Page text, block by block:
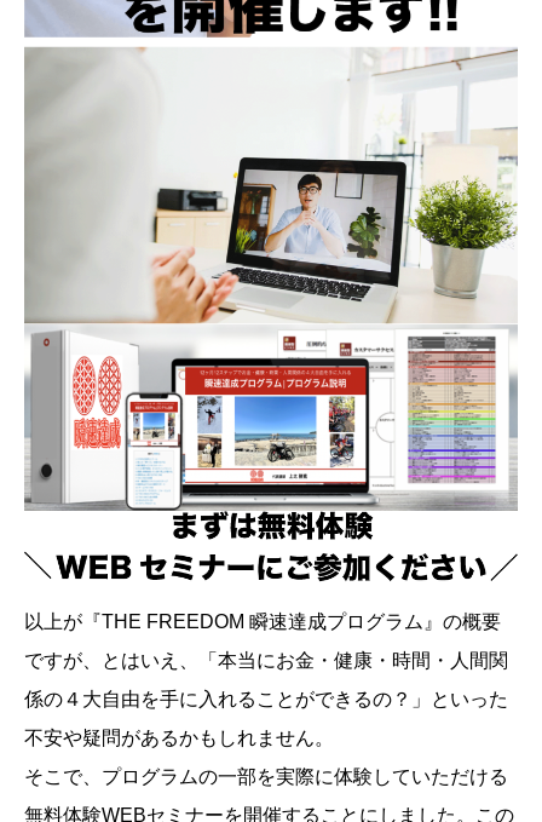
以上が『THE FREEDOM 瞬速達成プログラム』の概要
ですが、とはいえ、「本当にお金・健康・時間・人間関
係の４大自由を手に入れることができるの？」といった
不安や疑問があるかもしれません。
そこで、プログラムの一部を実際に体験していただける
無料体験WEBセミナーを開催することにしました。この